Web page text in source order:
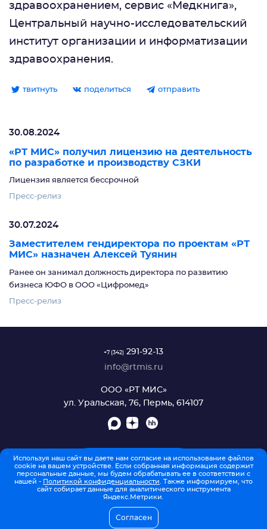
здравоохранением, сервис «Медкнига»,
Центральный научно-исследовательский
институт организации и информатизации
здравоохранения.
твитнуть поделиться отправить
30.08.2024
«РТ МИС» получил лицензию на деятельность
по разработке и производству СЗКИ
Лицензия является бессрочной
Пресс-релиз
30.07.2024
Заместителем гендиректора по проектам «РТ
МИС» назначен Алексей Туянин
Ранее он занимал должность директора по развитию
бизнеса ЮФО в ООО «Цифромед»
Пресс-релиз
+7 (342) 291-92-13
info@rtmis.ru
ООО «РТ МИС»
ул. Уральская, 76, Пермь, 614107
ОБРАТНАЯ СВЯЗЬ
ЧАСТЫЕ ВОПРОСЫ
Используя наш сайт вы даете нам согласие на использование файлов
cookie на вашем устройстве. Если собранная информация содержит
персональные данные, мы будем обрабатывать ее в соответствии с
нашей - Политикой конфиденциальности . Также информируем, что
сайт собирает данные для аналитического инструмента
Яндекс.Метрики.
Согласен